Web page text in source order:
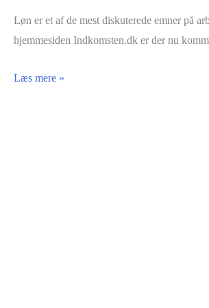
Løn er et af de mest diskuterede emner på
hjemmesiden Indkomsten.dk er der nu
Indkomsten.dk
Læs mere »